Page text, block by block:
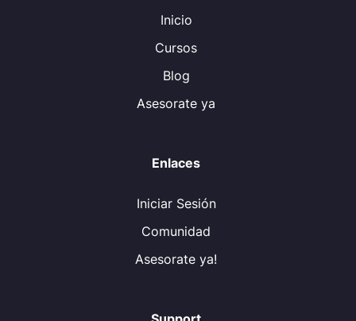
Inicio
Cursos
Blog
Asesorate ya
Enlaces
Iniciar Sesión
Comunidad
Asesorate ya!